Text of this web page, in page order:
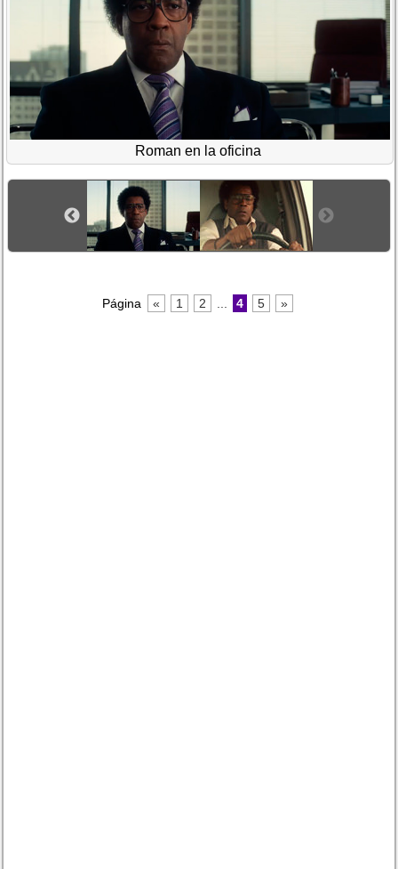
Roman en la oficina
Página « 1 2 4 5 »